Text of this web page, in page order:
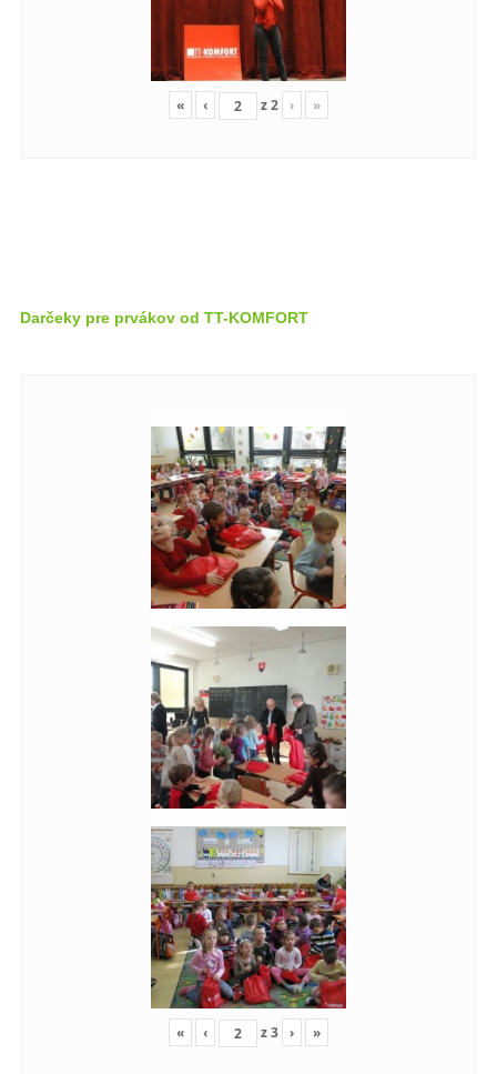
« ‹ z2 › »
Darčeky pre prvákov od TT-KOMFORT
« ‹ z3 › »